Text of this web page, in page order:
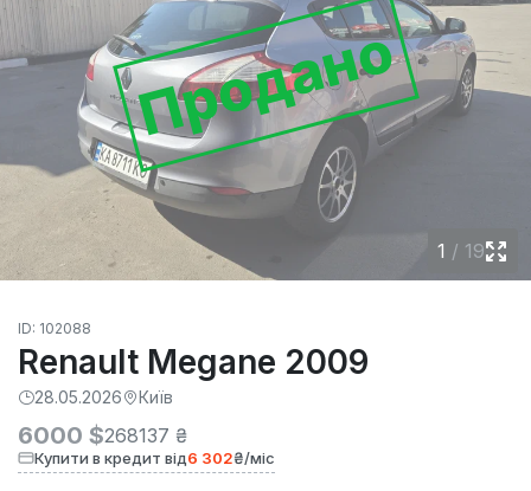
Продано
1 / 19
ID: 102088
Renault Megane 2009
28.05.2026 Київ
6000 $268137 ₴
Купити в кредит від6 302₴/міс